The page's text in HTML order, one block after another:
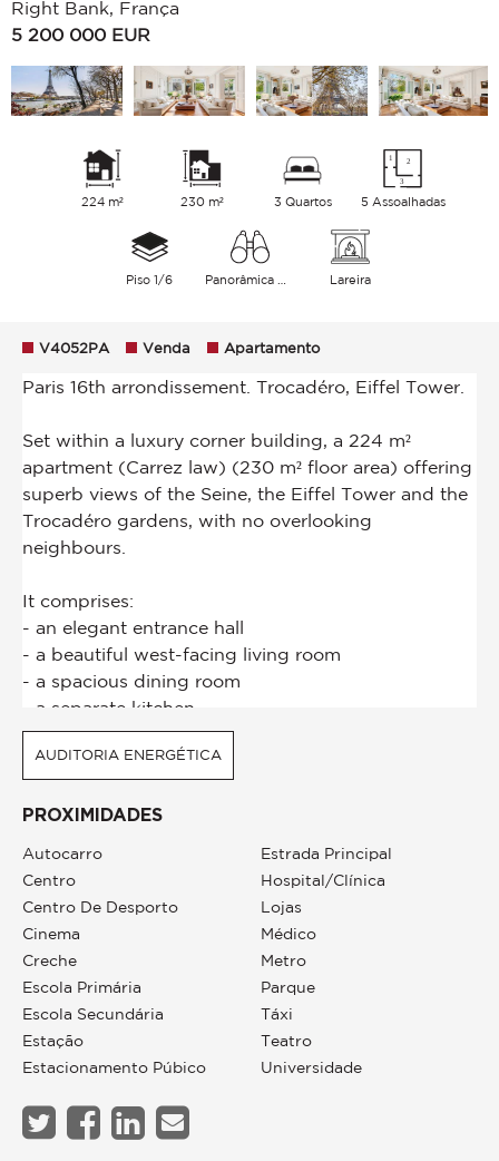
Right Bank, França
5 200 000 EUR
224 m² 230 m² 3 Quartos 5 Assoalhadas
Piso 1/6 Lareira
V4052PA Venda Apartamento
AUDITORIA ENERGÉTICA
PROXIMIDADES
Autocarro
Centro
Centro De Desporto
Cinema
Creche
Escola Primária
Escola Secundária
Estação
Estacionamento Púbico
Estrada Principal
Hospital/clínica
Lojas
Médico
Metro
Parque
Táxi
Teatro
Universidade